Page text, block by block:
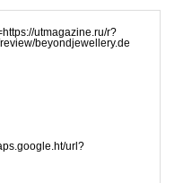
utmagazine.ru/r?
beyondjewellery.de
url?